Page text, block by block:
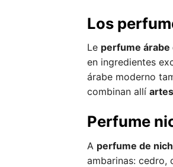
Los
Le perfume árabe
en ingredientes
árabe moderno
combinan allí
Perfume
A perfume de
ambarinas: cedro,